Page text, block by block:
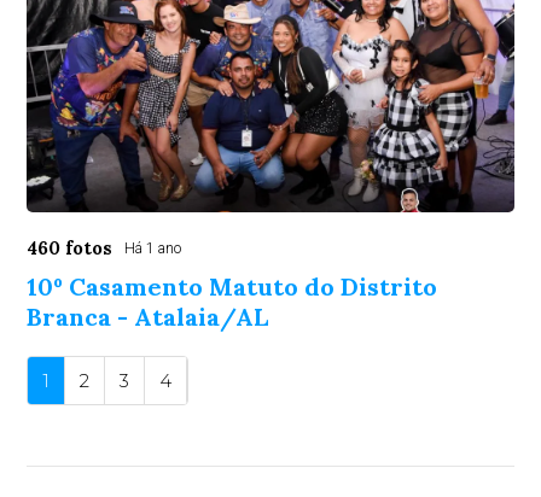
460 fotos Há 1 ano
10º Casamento Matuto do Distrito
Branca - Atalaia/AL
1 2 3 4